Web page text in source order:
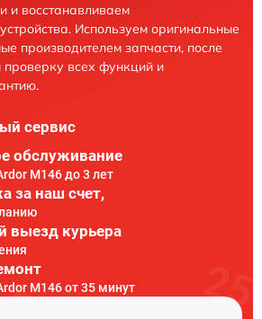
и восстанавливаем
Используем оригинальные
производителем запчасти, после
всех функций и
сервис
обслуживание
M146 до 3 лет
за наш счет,
выезд курьера
M146 от 35 минут